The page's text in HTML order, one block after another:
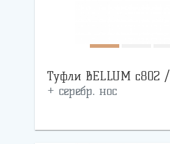
Туфли BELLUM с802 /
+ серебр. нос